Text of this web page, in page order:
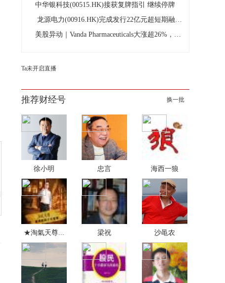
中华银科技(00515.HK)接获复牌指引 继续停牌
龙源电力(00916.HK)完成发行22亿元超短期融资券
美股异动｜Vanda Pharmaceuticals大涨超26%，旗下晕动症药物获美国FDA批准
Ta未开启直播
推荐财经号 换一批
徐小明 忠言 海西一狼
★淘氣天尊... 梁祝 沙黾农